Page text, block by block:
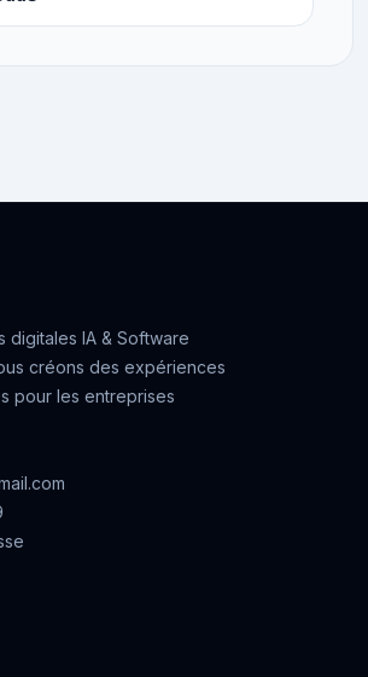
digitales IA & Software
créons des expériences
pour les entreprises